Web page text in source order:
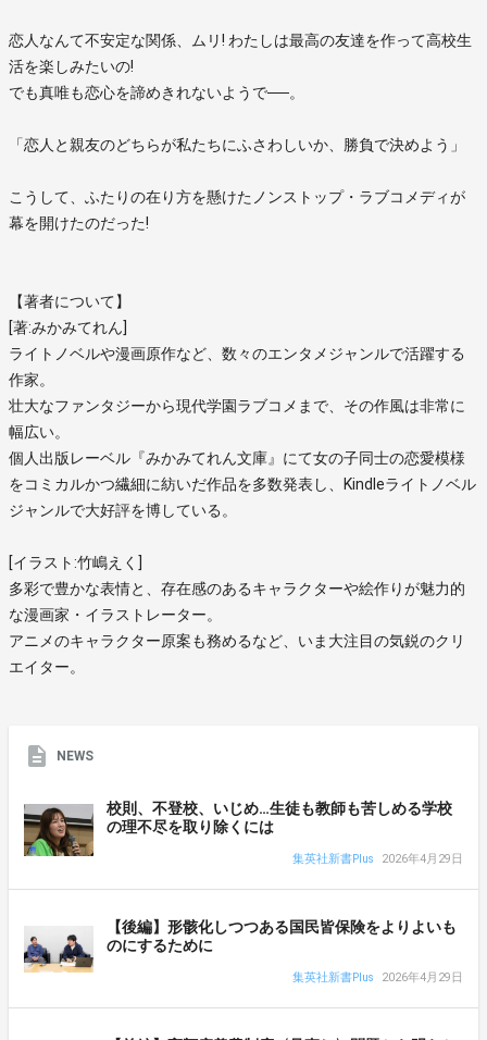
恋人なんて不安定な関係、ムリ! わたしは最高の友達を作って高校生
活を楽しみたいの!
でも真唯も恋心を諦めきれないようで──。
「恋人と親友のどちらが私たちにふさわしいか、勝負で決めよう」
こうして、ふたりの在り方を懸けたノンストップ・ラブコメディが
幕を開けたのだった!
【著者について】
[著:みかみてれん]
ライトノベルや漫画原作など、数々のエンタメジャンルで活躍する
作家。
壮大なファンタジーから現代学園ラブコメまで、その作風は非常に
幅広い。
個人出版レーベル『みかみてれん文庫』にて女の子同士の恋愛模様
をコミカルかつ繊細に紡いだ作品を多数発表し、Kindleライトノベル
ジャンルで大好評を博している。
[イラスト:竹嶋えく]
多彩で豊かな表情と、存在感のあるキャラクターや絵作りが魅力的
な漫画家・イラストレーター。
アニメのキャラクター原案も務めるなど、いま大注目の気鋭のクリ
エイター。
NEWS
校則、不登校、いじめ…生徒も教師も苦しめる学校
の理不尽を取り除くには
集英社新書Plus 2026年4月29日
【後編】形骸化しつつある国民皆保険をよりよいも
のにするために
集英社新書Plus 2026年4月29日